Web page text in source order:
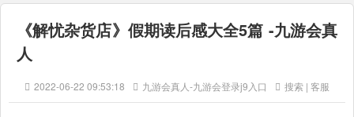
《解忧杂货店》假期读后感大全5篇 -九游会真
人
2022-06-22 09:53:18 九游会真人-九游会登录j9入口 搜索 | 客服